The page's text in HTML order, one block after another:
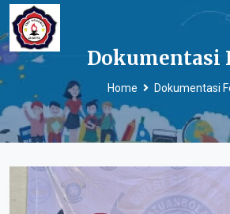
Dokumentasi
Home Dokumentasi